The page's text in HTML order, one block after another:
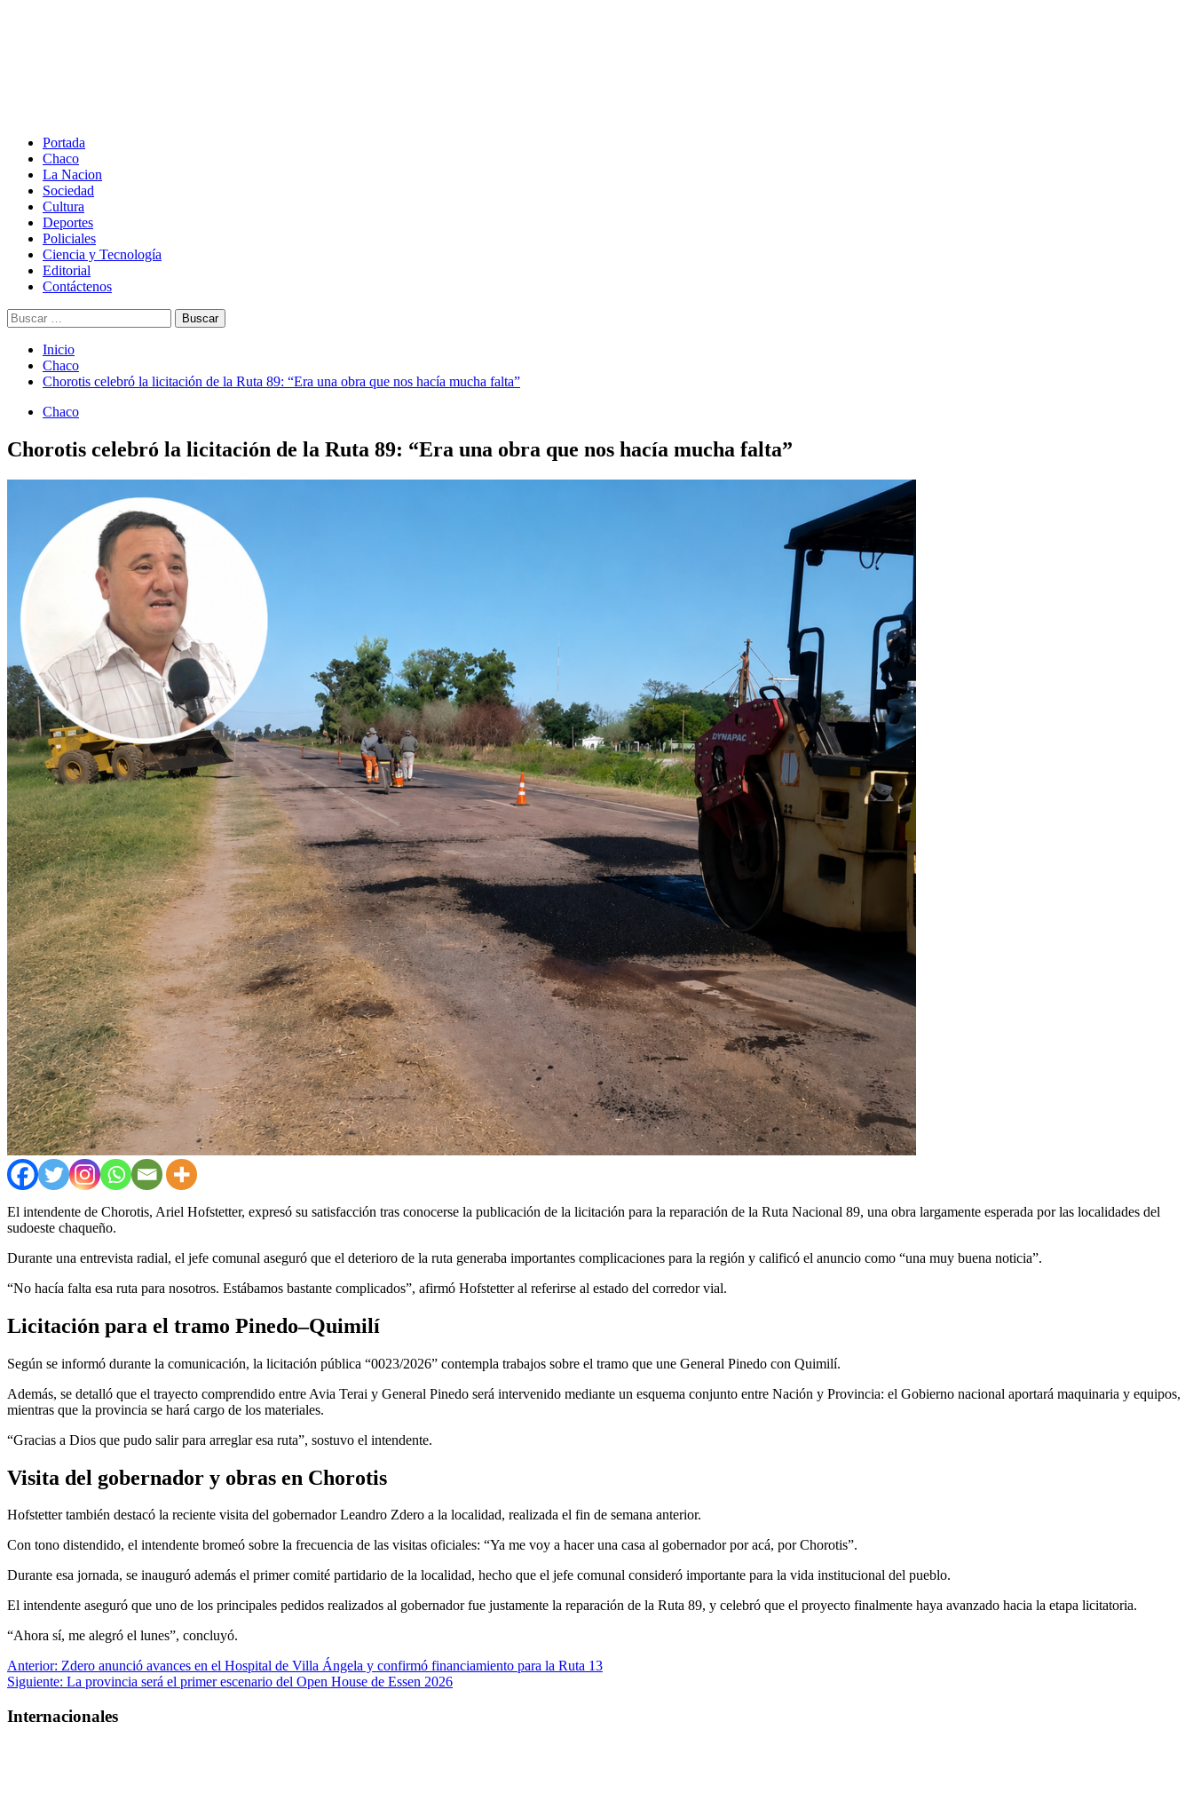
Portada
Chaco
La Nacion
Sociedad
Cultura
Deportes
Policiales
Ciencia y Tecnología
Editorial
Contáctenos
Buscar:
Inicio
Chaco
Chorotis celebró la licitación de la Ruta 89: “Era una obra que nos hacía mucha falta”
Chaco
Chorotis celebró la licitación de la Ruta 89: “Era una obra que nos hacía mucha falta”
El intendente de Chorotis, Ariel Hofstetter, expresó su satisfacción tras conocerse la publicación de la licitación para la reparación de la Ruta Nacional 89, una obra largamente esperada por las localidades del
sudoeste chaqueño.
Durante una entrevista radial, el jefe comunal aseguró que el deterioro de la ruta generaba importantes complicaciones para la región y calificó el anuncio como “una muy buena noticia”.
“No hacía falta esa ruta para nosotros. Estábamos bastante complicados”, afirmó Hofstetter al referirse al estado del corredor vial.
Licitación para el tramo Pinedo–Quimilí
Según se informó durante la comunicación, la licitación pública “0023/2026” contempla trabajos sobre el tramo que une General Pinedo con Quimilí.
Además, se detalló que el trayecto comprendido entre Avia Terai y General Pinedo será intervenido mediante un esquema conjunto entre Nación y Provincia: el Gobierno nacional aportará maquinaria y equipos,
mientras que la provincia se hará cargo de los materiales.
“Gracias a Dios que pudo salir para arreglar esa ruta”, sostuvo el intendente.
Visita del gobernador y obras en Chorotis
Hofstetter también destacó la reciente visita del gobernadorLeandro Zdero a la localidad, realizada el fin de semana anterior.
Con tono distendido, el intendente bromeó sobre la frecuencia de las visitas oficiales: “Ya me voy a hacer una casa al gobernador por acá, por Chorotis”.
Durante esa jornada, se inauguró además el primer comité partidario de la localidad, hecho que el jefe comunal consideró importante para la vida institucional del pueblo.
El intendente aseguró que uno de los principales pedidos realizados al gobernador fue justamente la reparación de la Ruta 89, y celebró que el proyecto finalmente haya avanzado hacia la etapa licitatoria.
“Ahora sí, me alegró el lunes”, concluyó.
Navegación
de
entradas
Anterior: Zdero anunció avances en el Hospital de Villa Ángela y confirmó financiamiento para la Ruta 13
Siguiente: La provincia será el primer escenario del Open House de Essen 2026
Internacionales